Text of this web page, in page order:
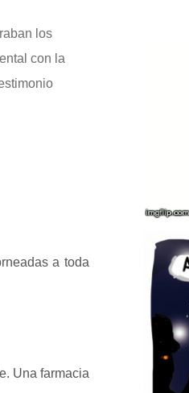
los
con la
a toda
Una farmacia